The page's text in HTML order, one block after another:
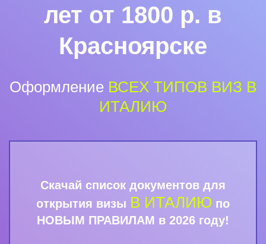
лет от 1800 р. в
Красноярске
Оформление ВСЕХ ТИПОВ ВИЗ В
ИТАЛИЮ
Скачай список документов для
открытия визы В ИТАЛИЮ по
НОВЫМ ПРАВИЛАМ в 2026 году!